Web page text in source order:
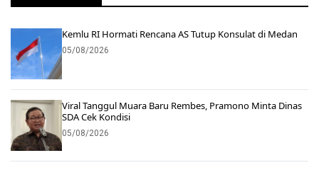
Kemlu RI Hormati Rencana AS Tutup Konsulat di Medan
05/08/2026
Viral Tanggul Muara Baru Rembes, Pramono Minta Dinas
SDA Cek Kondisi
05/08/2026